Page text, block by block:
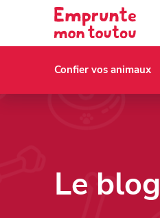
Confier vos animaux
Le blog